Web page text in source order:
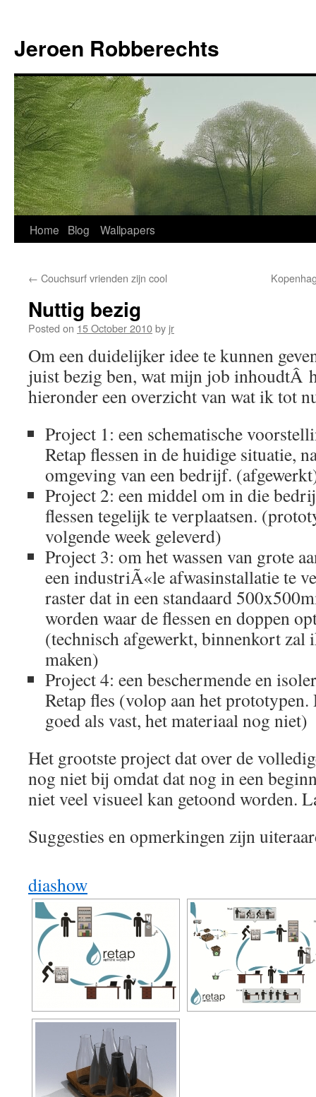
Jeroen Robberechts
Skip
content
Home Blog Wallpapers
← Couchsurf vrienden zijn cool
Nuttig bezig
Posted on 15 October 2010by jr
Om een duidelijker idee te kunnen
juist bezig ben, wat mijn job inhoudtÂ
hieronder een overzicht van wat ik tot
Project 1: een schematische
Retap flessen in de huidige situatie,
omgeving van een bedrijf.
Project 2: een middel om in die
flessen tegelijk te verplaatsen.
volgende week geleverd)
Project 3: om het wassen van grote
een industriÃ«le afwasinstallatie te
raster dat in een standaard
worden waar de flessen en doppen
(technisch afgewerkt, binnenkort zal
maken)
Project 4: een beschermende en
Retap fles (volop aan het
goed als vast, het materiaal nog niet)
Het grootste project dat over de
nog niet bij omdat dat nog in een
niet veel visueel kan getoond worden.
Suggesties en opmerkingen zijn
diashow